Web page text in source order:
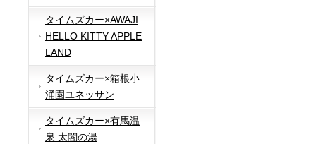
タイムズカー×AWAJI
HELLO KITTY APPLE
LAND
タイムズカー×箱根小
涌園ユネッサン
タイムズカー×有馬温
泉 太閤の湯